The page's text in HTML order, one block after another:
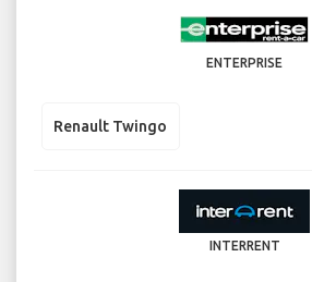
ENTERPRISE
Renault Twingo
INTERRENT